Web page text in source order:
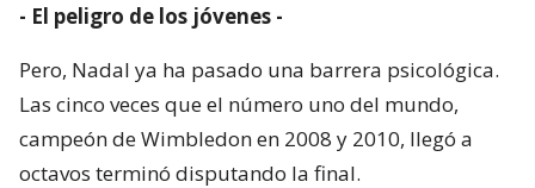
- El peligro de los jóvenes -
Pero, Nadal ya ha pasado una barrera psicológica.
Las cinco veces que el número uno del mundo,
campeón de Wimbledon en 2008 y 2010, llegó a
octavos terminó disputando la final.